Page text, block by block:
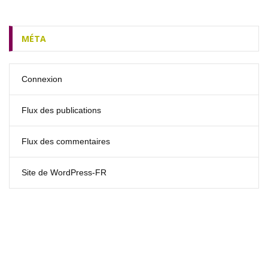
MÉTA
Connexion
Flux des publications
Flux des commentaires
Site de WordPress-FR